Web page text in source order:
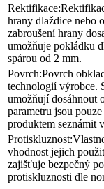
Rektifikace:
hrany dlaždice nebo
zabroušení hrany
umožňuje pokládku
spárou od 2 mm.
Povrch:Povrch
technologií výrobce.
umožňují dosáhnout
parametru jsou
produktem seznámit
Protiskluznost:
vhodnost jejich
zajišťuje bezpečný
protiskluznosti dle